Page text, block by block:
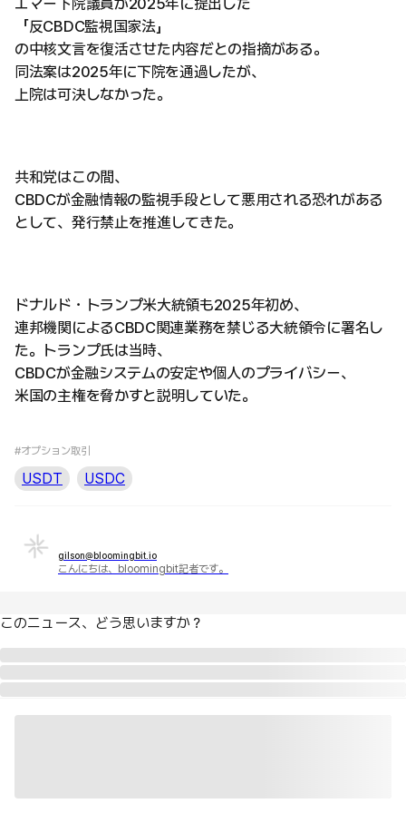
「反CBDC監視国家法」
の中核文言を復活させた内容だとの指摘がある。
同法案は2025年に下院を通過したが、
上院は可決しなかった。
共和党はこの間、
CBDCが金融情報の監視手段として悪用される恐れがある
として、発行禁止を推進してきた。
ドナルド・トランプ米大統領も2025年初め、
連邦機関によるCBDC関連業務を禁じる大統領令に署名し
た。トランプ氏は当時、
CBDCが金融システムの安定や個人のプライバシー、
米国の主権を脅かすと説明していた。
#オプション取引
USDT USDC
gilson@bloomingbit.io
こんにちは、bloomingbit記者です。
このニュース、どう思いますか？